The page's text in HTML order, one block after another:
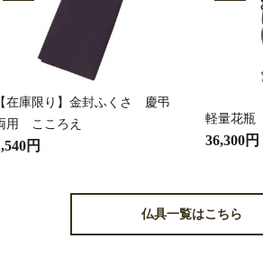
【在庫限り】金封ふくさ 慶弔
用 こころえ
円
軽量花
36,300円
仏具一覧はこちら